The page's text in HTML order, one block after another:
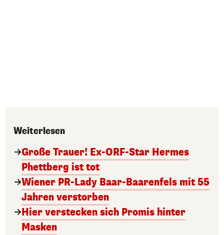
Weiterlesen
Große Trauer! Ex-ORF-Star Hermes
Phettberg ist tot
Wiener PR-Lady Baar-Baarenfels mit 55
Jahren verstorben
Hier verstecken sich Promis hinter
Masken